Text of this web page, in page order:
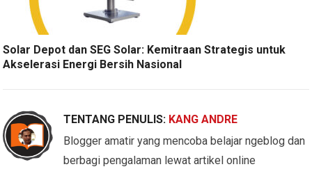
Solar Depot dan SEG Solar: Kemitraan Strategis untuk
Akselerasi Energi Bersih Nasional
TENTANG PENULIS: KANG ANDRE
Blogger amatir yang mencoba belajar ngeblog dan
berbagi pengalaman lewat artikel online